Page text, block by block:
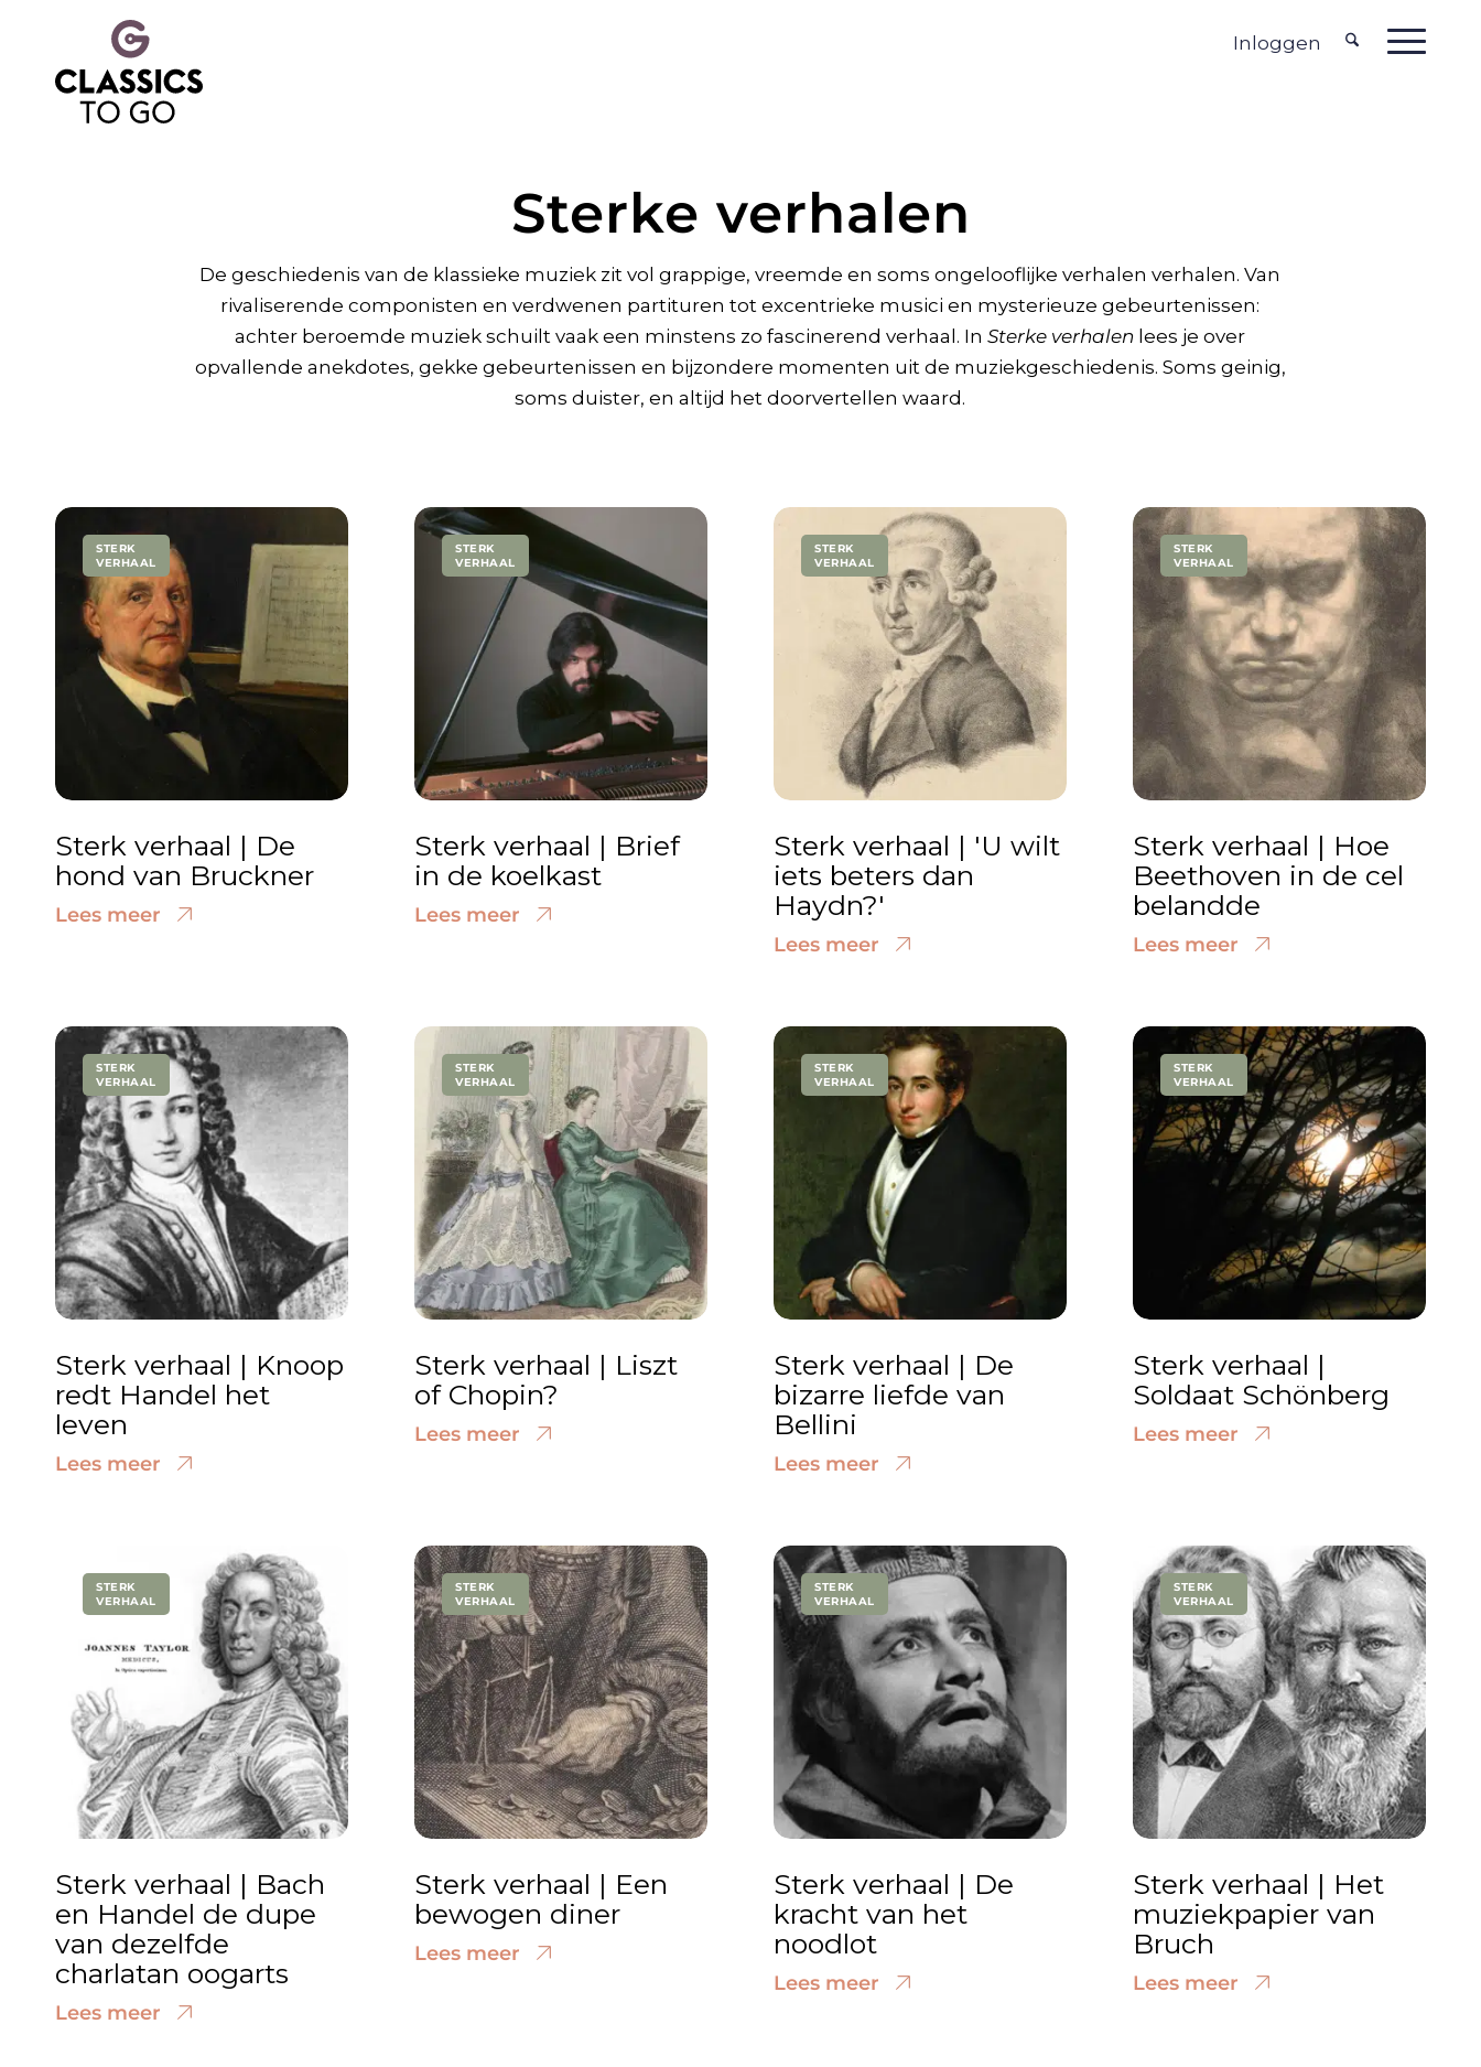
Inloggen
Sterke verhalen
De geschiedenis van de klassieke muziek zit vol grappige, vreemde en soms ongelooflijke verhalen verhalen. Van
rivaliserende componisten en verdwenen partituren tot excentrieke musici en mysterieuze gebeurtenissen:
achter beroemde muziek schuilt vaak een minstens zo fascinerend verhaal. InSterke verhalen lees je over
opvallende anekdotes, gekke gebeurtenissen en bijzondere momenten uit de muziekgeschiedenis. Soms geinig,
soms duister, en altijd het doorvertellen waard.
STERK
VERHAAL
Sterk verhaal | De
hond van Bruckner
Lees meer
STERK
VERHAAL
Sterk verhaal | Brief
in de koelkast
Lees meer
STERK
VERHAAL
Sterk verhaal | 'U wilt
iets beters dan
Haydn?'
Lees meer
STERK
VERHAAL
Sterk verhaal | Hoe
Beethoven in de cel
belandde
Lees meer
STERK
VERHAAL
Sterk verhaal | Knoop
redt Handel het
leven
Lees meer
STERK
VERHAAL
Sterk verhaal | Liszt
of Chopin?
Lees meer
STERK
VERHAAL
Sterk verhaal | De
bizarre liefde van
Bellini
Lees meer
STERK
VERHAAL
Sterk verhaal |
Soldaat Schönberg
Lees meer
STERK
VERHAAL
Sterk verhaal | Bach
en Handel de dupe
van dezelfde
charlatan oogarts
Lees meer
STERK
VERHAAL
Sterk verhaal | Een
bewogen diner
Lees meer
STERK
VERHAAL
Sterk verhaal | De
kracht van het
noodlot
Lees meer
STERK
VERHAAL
Sterk verhaal | Het
muziekpapier van
Bruch
Lees meer